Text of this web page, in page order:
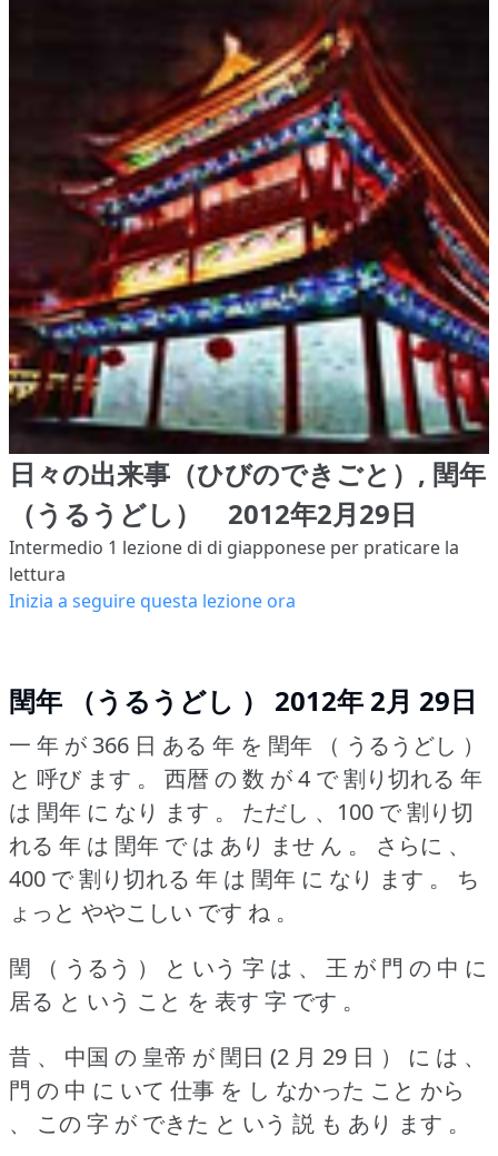
日々の出来事（ひびのできごと）, 閏年
（うるうどし） 2012年2月29日
Intermedio 1 lezione di di giapponese per praticare la
lettura
Inizia a seguire questa lezione ora
閏年 （うるうどし ） 2012年 2月 29日
一 年 が 366 日 ある 年 を 閏年 （ うるうどし ）
と 呼び ます 。
西暦 の 数 が 4 で 割り切れる 年
は 閏年 に なり ます 。
ただし 、100 で 割り切
れる 年 は 閏年 で は あり ませ ん 。
さらに 、
400 で 割り切れる 年 は 閏年 に なり ます 。
ち
ょっと ややこしい です ね 。
閏 （ うるう ） と いう 字 は 、 王 が 門 の 中 に
居る と いう こと を 表す 字 です 。
昔 、 中国 の 皇帝 が 閏日 (2 月 29 日 ） に は 、
門 の 中 に いて 仕事 を し なかった こと から
、 この 字 が できた と いう 説 も あり ます 。